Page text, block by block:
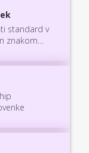
standard v
znakom